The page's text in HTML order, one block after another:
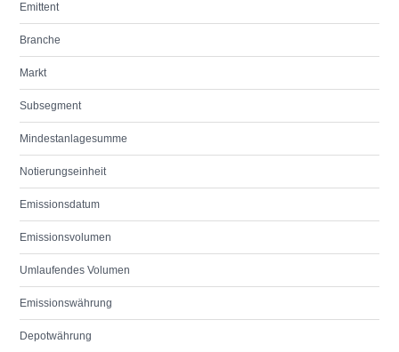
Emittent
Branche
Markt
Subsegment
Mindestanlagesumme
Notierungseinheit
Emissionsdatum
Emissionsvolumen
Umlaufendes Volumen
Emissionswährung
Depotwährung